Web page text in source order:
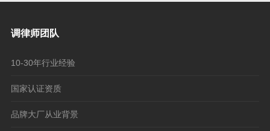
调律师团队
10-30年行业经验
国家认证资质
品牌大厂从业背景